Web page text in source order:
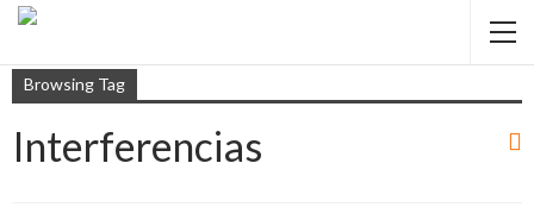
Browsing Tag
Interferencias